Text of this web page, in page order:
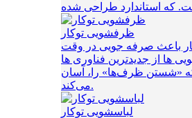
ظرفشویی توکار
باعث صرفه‌ جویی در وقت
ها از جدیدترین فناوری ها
که «شستن ظرف‌ها» را، آسان
می‌کند.
لباسشویی توکار